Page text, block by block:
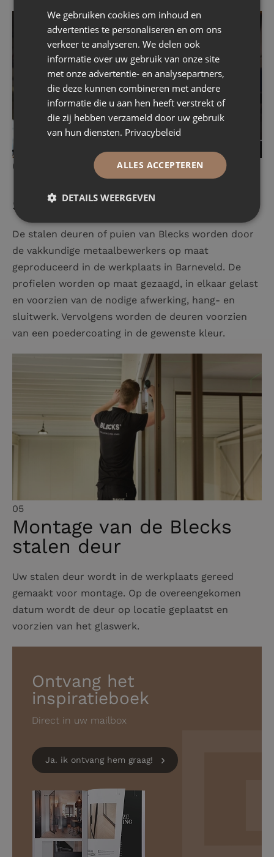
04
Productie van een Blecks
stalen deur
De stalen deuren of puien van Blecks worden door
de vakkundige metaalbewerkers op maat
geproduceerd in de werkplaats in Barneveld. De
profielen worden op maat gezaagd, in elkaar gelast
en voorzien van de nodige afwerking, hang- en
sluitwerk. Vervolgens worden de deuren voorzien
van een poedercoating in de gewenste kleur.
05
Montage van de Blecks
stalen deur
Uw stalen deur wordt in de werkplaats gereed
gemaakt voor montage. Op de overeengekomen
datum wordt de deur op locatie geplaatst en
voorzien van het glaswerk.
Ontvang het
inspiratieboek
Direct in uw mailbox
Ja. ik ontvang hem graag!
We gebruiken cookies om inhoud en
advertenties te personaliseren en om ons
verkeer te analyseren. We delen ook
informatie over uw gebruik van onze site
met onze advertentie- en analysepartners,
die deze kunnen combineren met andere
informatie die u aan hen heeft verstrekt of
die zij hebben verzameld door uw gebruik
van hun diensten. Privacybeleid
ALLES ACCEPTEREN
DETAILS WEERGEVEN